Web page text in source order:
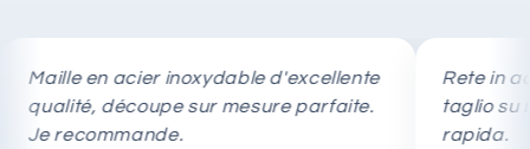
en acier inoxydable d'excellente
découpe sur mesure parfaite.
recommande.
Rete in
taglio su
rapida.